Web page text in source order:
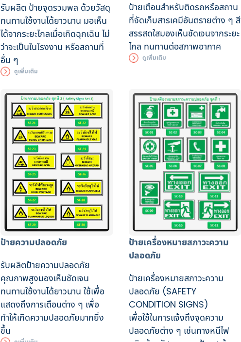
รับผลิต ป้ายจุดรวมพล ด้วยวัสดุ
ทนทานใช้งานได้ยาวนาน มอเห็น
ได้จากระยะไกลเมื่อเกิดฉุกเฉิน ไม่
ว่าจะเป็นในโรงงาน หรือสถานที่
อื่น ๆ
ดูเพิ่มเติม
ป้ายเตือนสำหรับติดรถหรือสถาน
ที่จัดเก็บสารเคมีอันตรายต่าง ๆ สี
สรรสดใสมองเห็นชัดเจนจากระยะ
ไกล ทนทานต่อสภาพอากาศ
ดูเพิ่มเติม
ป้ายความปลอดภัย
รับผลิตป้ายความปลอดภัย
คุณภาพสูงมองเห็นชัดเจน
ทนทานใช้งานได้ยาวนาน ใช้เพื่อ
แสดงถึงการเตือนต่าง ๆ เพื่อ
ทำให้เกิดความปลอดภัยมากยิ่ง
ขึ้น
ป้ายเครื่องหมายสภาวะความ
ปลอดภัย
ป้ายเครื่องหมายสภาวะความ
ปลอดภัย (SAFETY
CONDITION SIGNS)
เพื่อใช้ในการแจ้งถึงจุดความ
ปลอดภัยต่าง ๆ เช่นทางหนีไฟ